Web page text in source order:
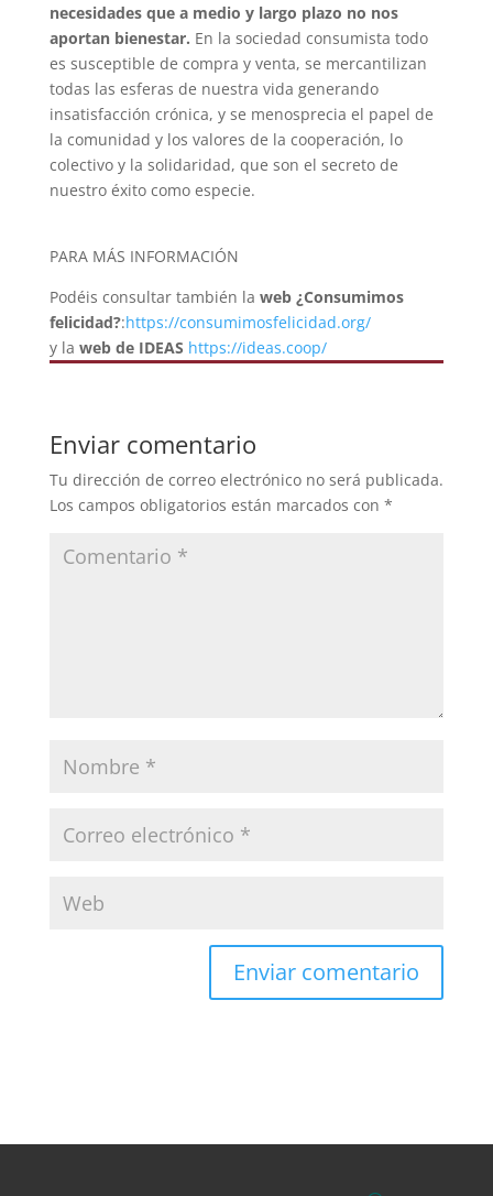
necesidades que a medio y largo plazo no nos
aportan bienestar. En la sociedad consumista todo
es susceptible de compra y venta, se mercantilizan
todas las esferas de nuestra vida generando
insatisfacción crónica, y se menosprecia el papel de
la comunidad y los valores de la cooperación, lo
colectivo y la solidaridad, que son el secreto de
nuestro éxito como especie.
PARA MÁS INFORMACIÓN
Podéis consultar también la web ¿Consumimos
felicidad?:https://consumimosfelicidad.org/
y la web de IDEAS https://ideas.coop/
Enviar comentario
Tu dirección de correo electrónico no será publicada.
Los campos obligatorios están marcados con *